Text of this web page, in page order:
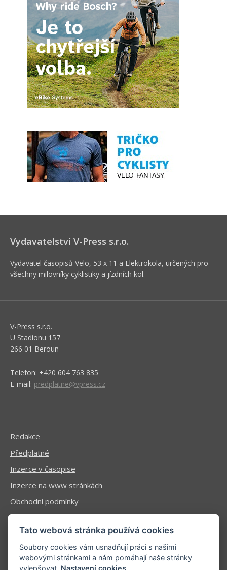
Vydavatelství V-Press s.r.o.
Vydavatel časopisů Velo, 53 x 11 a Elektrokola, určených pro
všechny milovníky cyklistiky a jízdních kol.
V-Press s.r.o.
U Stadionu 157
266 01 Beroun
Telefon: +420 604 763 835
E-mail: predplatne@vpress.cz
Redakce
Předplatné
Inzerce v časopise
Inzerce na www stránkách
Obchodní podmínky
Ochrana osobních údajů
Tato webová stránka používá cookies
Soubory cookies vám usnadňují práci s našimi
webovými stránkami a nám pomáhají naše stránky
vylepšovat. Nastavení cookies